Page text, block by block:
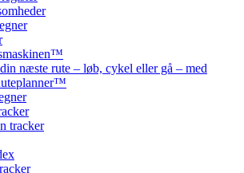
næste rute – løb, cykel eller gå – med
tracker